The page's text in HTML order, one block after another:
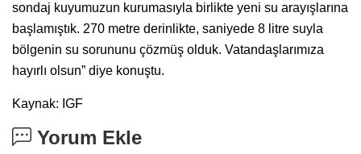
sondaj kuyumuzun kurumasıyla birlikte yeni su arayışlarına
başlamıştık. 270 metre derinlikte, saniyede 8 litre suyla
bölgenin su sorununu çözmüş olduk. Vatandaşlarımıza
hayırlı olsun” diye konuştu.
Kaynak: IGF
Yorum Ekle